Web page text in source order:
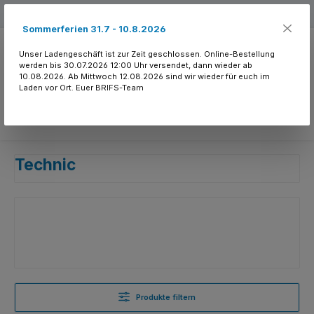
Technic
Produkte filtern
Sommerferien 31.7 - 10.8.2026
Unser Ladengeschäft ist zur Zeit geschlossen. Online-Bestellung
werden bis 30.07.2026 12:00 Uhr versendet, dann wieder ab
10.08.2026. Ab Mittwoch 12.08.2026 sind wir wieder für euch im
Laden vor Ort. Euer BRIFS-Team